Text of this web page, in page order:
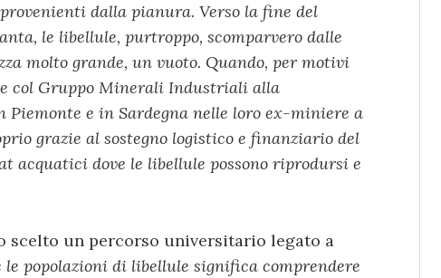
dalla pianura. Verso la fine del
le libellule, purtroppo, scomparvero dalle
molto grande, un vuoto. Quando, per motivi
col Gruppo Minerali Industriali alla
e in Sardegna nelle loro ex-miniere a
grazie al sostegno logistico e finanziario del
acquatici dove le libellule possono riprodursi e
scelto un percorso universitario legato a
le popolazioni di libellule significa comprendere